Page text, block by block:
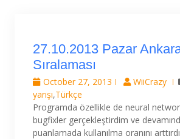
27.10.2013 Pazar
Sıralaması
October 27, 2013 WiiCrazy
yarışı,Türkçe
Programda özellikle de neural
bugfixler gerçekleştirdim ve
puanlamada kullanılma oranını